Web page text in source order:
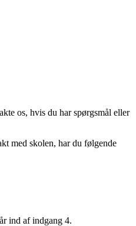
os, hvis du har spørgsmål eller
med skolen, har du følgende
ind af indgang 4.